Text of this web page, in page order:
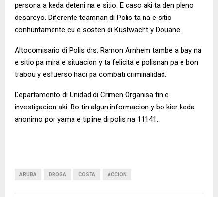
persona a keda deteni na e sitio. E caso aki ta den pleno
desaroyo. Diferente teamnan di Polis ta na e sitio
conhuntamente cu e sosten di Kustwacht y Douane.
Altocomisario di Polis drs. Ramon Arnhem tambe a bay na
e sitio pa mira e situacion y ta felicita e polisnan pa e bon
trabou y esfuerso haci pa combati criminalidad.
Departamento di Unidad di Crimen Organisa tin e
investigacion aki. Bo tin algun informacion y bo kier keda
anonimo por yama e tipline di polis na 11141.
ARUBA DROGA COSTA ACCION